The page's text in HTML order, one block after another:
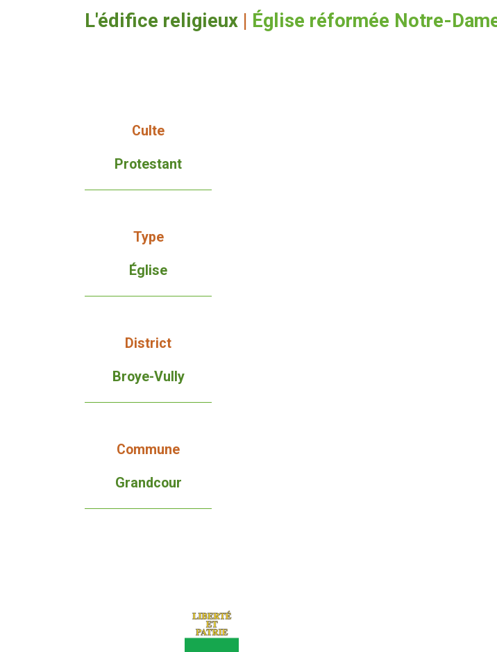
L'édifice religieux Église réformée Notre-
Culte
Protestant
Type
Église
District
Broye-Vully
Commune
Grandcour